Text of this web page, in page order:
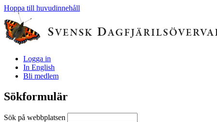
Hoppa till huvudinnehåll
Logga in
In English
Bli medlem
Sökformulär
Sök på webbplatsen